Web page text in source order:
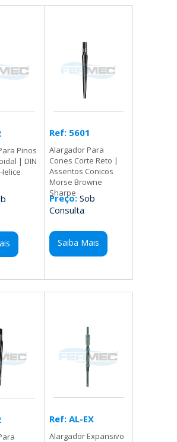
Pinos
| DIN
Ref: 5601
Alargador Para
Cones Corte Reto |
Assentos Conicos
Morse Browne
Sharpe
Preço:Sob
Consulta
Saiba Mais
Ref: AL-EX
Alargador Expansivo